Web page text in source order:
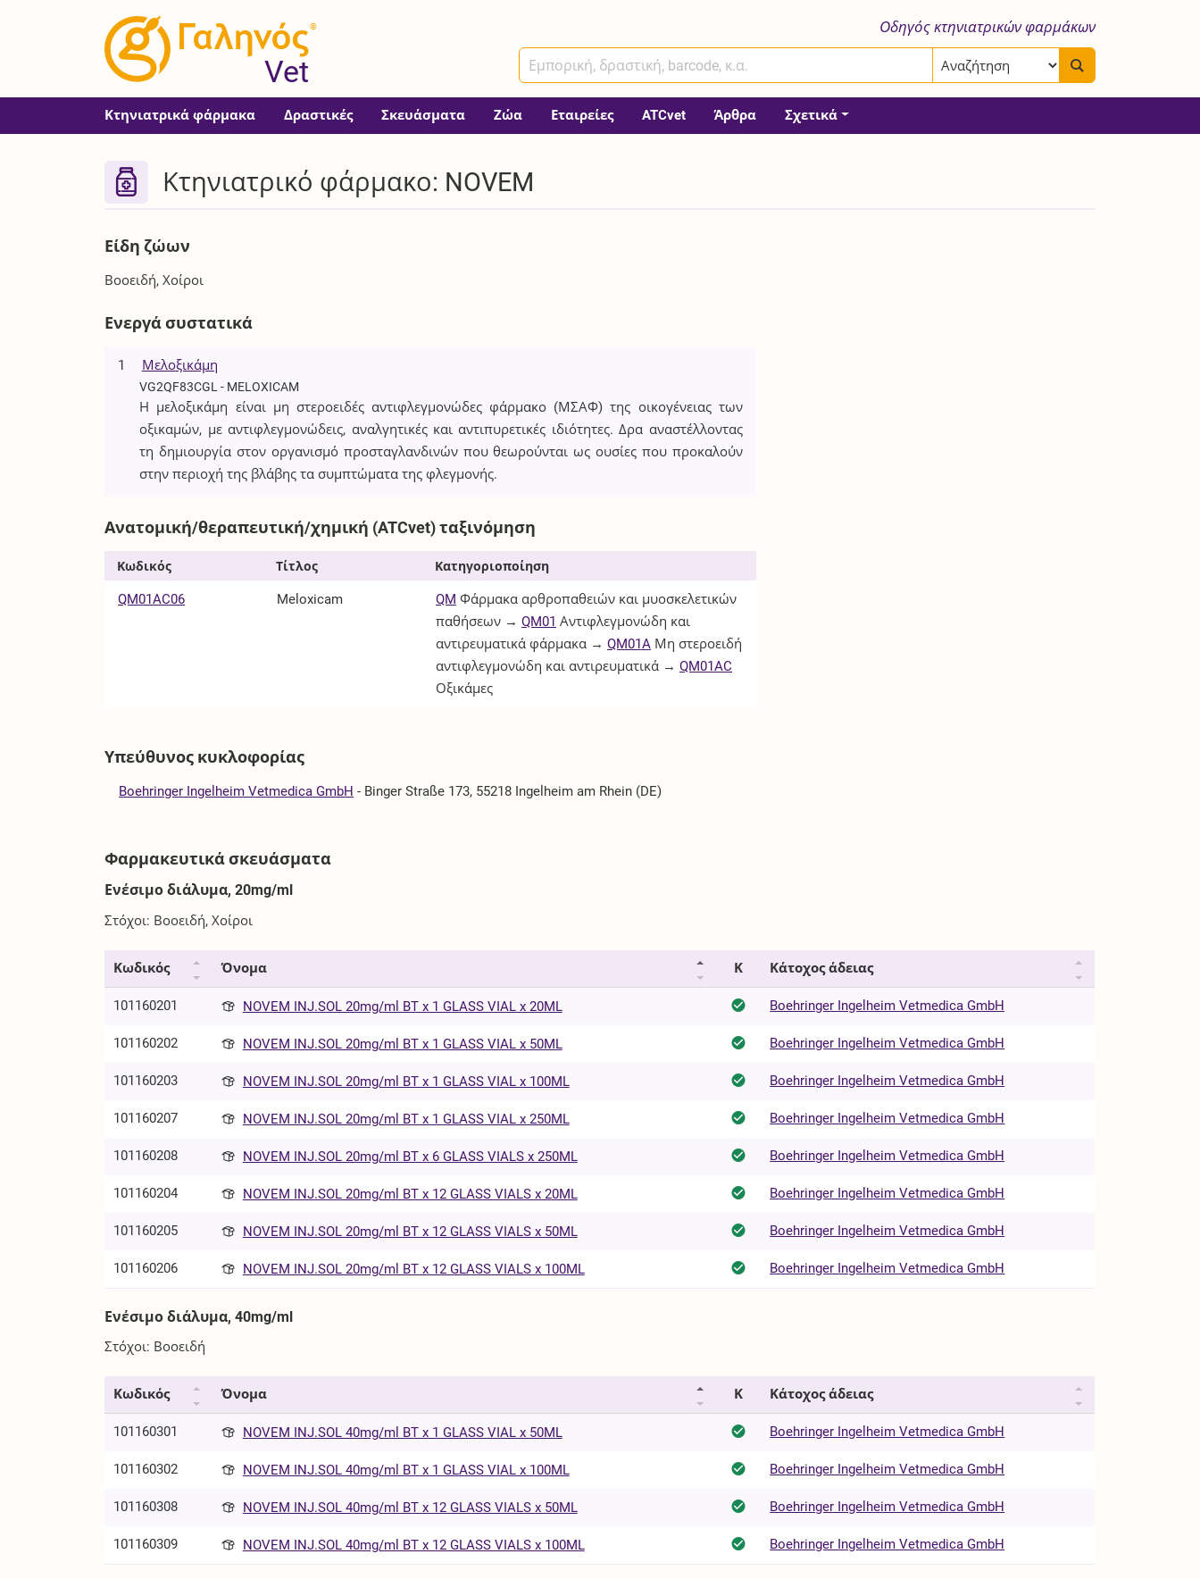
®
Vet
Οδηγός κτηνιατρικών φαρμάκων
Κτηνιατρικά φάρμακα Δραστικές Σκευάσματα Ζώα Εταιρείες ATCvet Άρθρα Σχετικά
Κτηνιατρικό φάρμακο: NOVEM
Είδη ζώων
Βοοειδή, Χοίροι
Ενεργά συστατικά
1 Μελοξικάμη
VG2QF83CGL - MELOXICAM
Η μελοξικάμη είναι μη στεροειδές αντιφλεγμονώδες φάρμακο (ΜΣΑΦ) της οικογένειας των
οξικαμών, με αντιφλεγμονώδεις, αναλγητικές και αντιπυρετικές ιδιότητες. Δρα αναστέλλοντας
τη δημιουργία στον οργανισμό προσταγλανδινών που θεωρούνται ως ουσίες που προκαλούν
στην περιοχή της βλάβης τα συμπτώματα της φλεγμονής.
Ανατομική/θεραπευτική/χημική (ATCvet) ταξινόμηση
Κωδικός Τίτλος Κατηγοριοποίηση
QM01AC06 Meloxicam QM Φάρμακα αρθροπαθειών και μυοσκελετικών
παθήσεων → QM01 Αντιφλεγμονώδη και
αντιρευματικά φάρμακα → QM01A Μη στεροειδή
αντιφλεγμονώδη και αντιρευματικά → QM01AC
Οξικάμες
Υπεύθυνος κυκλοφορίας
Boehringer Ingelheim Vetmedica GmbH - Binger Straße 173, 55218 Ingelheim am Rhein (DE)
Φαρμακευτικά σκευάσματα
Ενέσιμο διάλυμα, 20mg/ml
Στόχοι: Βοοειδή, Χοίροι
Κωδικός Όνομα Κ Κάτοχος άδειας
101160201 NOVEM INJ.SOL 20mg/ml BT x 1 GLASS VIAL x 20ML Boehringer Ingelheim Vetmedica GmbH
101160202 NOVEM INJ.SOL 20mg/ml BT x 1 GLASS VIAL x 50ML Boehringer Ingelheim Vetmedica GmbH
101160203 NOVEM INJ.SOL 20mg/ml BT x 1 GLASS VIAL x 100ML Boehringer Ingelheim Vetmedica GmbH
101160207 NOVEM INJ.SOL 20mg/ml BT x 1 GLASS VIAL x 250ML Boehringer Ingelheim Vetmedica GmbH
101160208 NOVEM INJ.SOL 20mg/ml BT x 6 GLASS VIALS x 250ML Boehringer Ingelheim Vetmedica GmbH
101160204 NOVEM INJ.SOL 20mg/ml BT x 12 GLASS VIALS x 20ML Boehringer Ingelheim Vetmedica GmbH
101160205 NOVEM INJ.SOL 20mg/ml BT x 12 GLASS VIALS x 50ML Boehringer Ingelheim Vetmedica GmbH
101160206 NOVEM INJ.SOL 20mg/ml BT x 12 GLASS VIALS x 100ML Boehringer Ingelheim Vetmedica GmbH
Ενέσιμο διάλυμα, 40mg/ml
Στόχοι: Βοοειδή
Κωδικός Όνομα Κ Κάτοχος άδειας
101160301 NOVEM INJ.SOL 40mg/ml BT x 1 GLASS VIAL x 50ML Boehringer Ingelheim Vetmedica GmbH
101160302 NOVEM INJ.SOL 40mg/ml BT x 1 GLASS VIAL x 100ML Boehringer Ingelheim Vetmedica GmbH
101160308 NOVEM INJ.SOL 40mg/ml BT x 12 GLASS VIALS x 50ML Boehringer Ingelheim Vetmedica GmbH
101160309 NOVEM INJ.SOL 40mg/ml BT x 12 GLASS VIALS x 100ML Boehringer Ingelheim Vetmedica GmbH